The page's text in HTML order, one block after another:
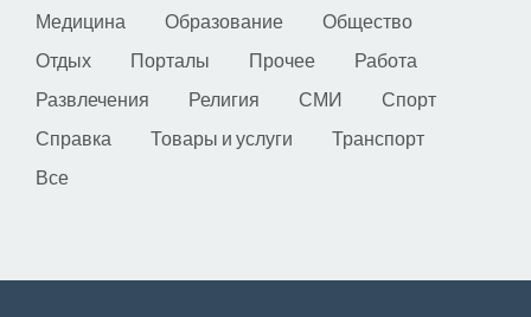
Медицина
Образование
Общество
Отдых
Порталы Прочее
Работа
Развлечения
Религия СМИ
Спорт
Справка
Товары и услуги
Транспорт
Все